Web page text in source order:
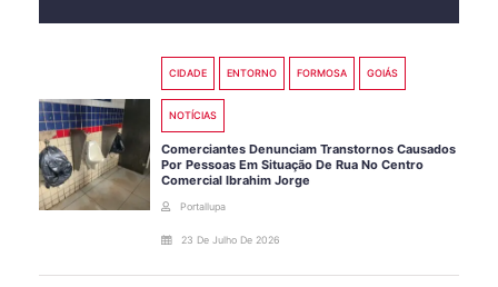
CIDADE ENTORNO FORMOSA GOIÁS
NOTÍCIAS
Comerciantes Denunciam Transtornos Causados
Por Pessoas Em Situação De Rua No Centro
Comercial Ibrahim Jorge
Portallupa
23 De Julho De 2026